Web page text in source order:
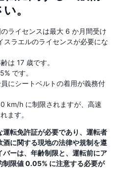
。
ライセンスは最大 6 か月間受け
スラエルのライセンスが必要にな
は 17 歳です。
です。
にシートベルトの着用が義務付
km/h に制限されますが、高速
ます。
転免許証が必要であり、運転者
に関する現地の法律や規制を遵
ーは、年齢制限と、運転前にア
制限値 0.05% に注意する必要が